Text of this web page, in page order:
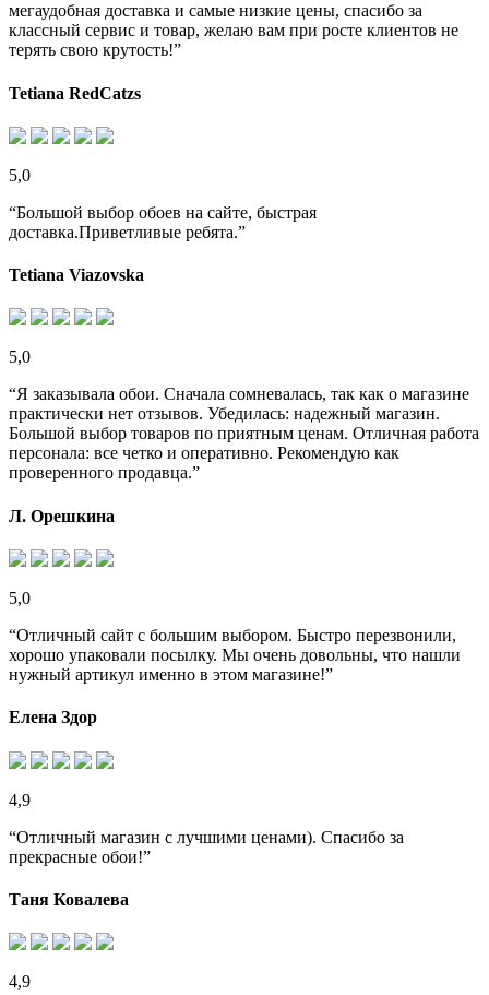
мегаудобная доставка и самые низкие цены, спасибо за
классный сервис и товар, желаю вам при росте клиентов не
терять свою крутость!”
Tetiana RedCatzs
5,0
“Большой выбор обоев на сайте, быстрая
доставка.Приветливые ребята.”
Tetiana Viazovska
5,0
“Я заказывала обои. Сначала сомневалась, так как о магазине
практически нет отзывов. Убедилась: надежный магазин.
Большой выбор товаров по приятным ценам. Отличная работа
персонала: все четко и оперативно. Рекомендую как
проверенного продавца.”
Л. Орешкина
5,0
“Отличный сайт с большим выбором. Быстро перезвонили,
хорошо упаковали посылку. Мы очень довольны, что нашли
нужный артикул именно в этом магазине!”
Елена Здор
4,9
“Отличный магазин с лучшими ценами). Спасибо за
прекрасные обои!”
Таня Ковалева
4,9